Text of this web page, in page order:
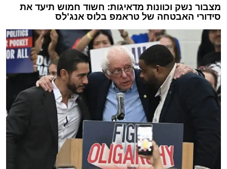
מצבור נשק וכוונות מדאיגות: חשוד חמוש תיעד את
סידורי האבטחה של טראמפ בלוס אנג'לס